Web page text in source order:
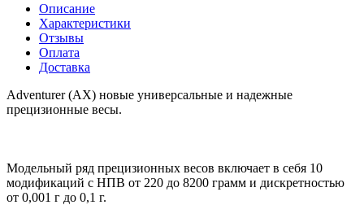
Описание
Характеристики
Отзывы
Оплата
Доставка
Adventurer (AX) новые универсальные и надежные
прецизионные весы.
Модельный ряд прецизионных весов включает в себя 10
модификаций с НПВ от 220 до 8200 грамм и дискретностью
от 0,001 г до 0,1 г.